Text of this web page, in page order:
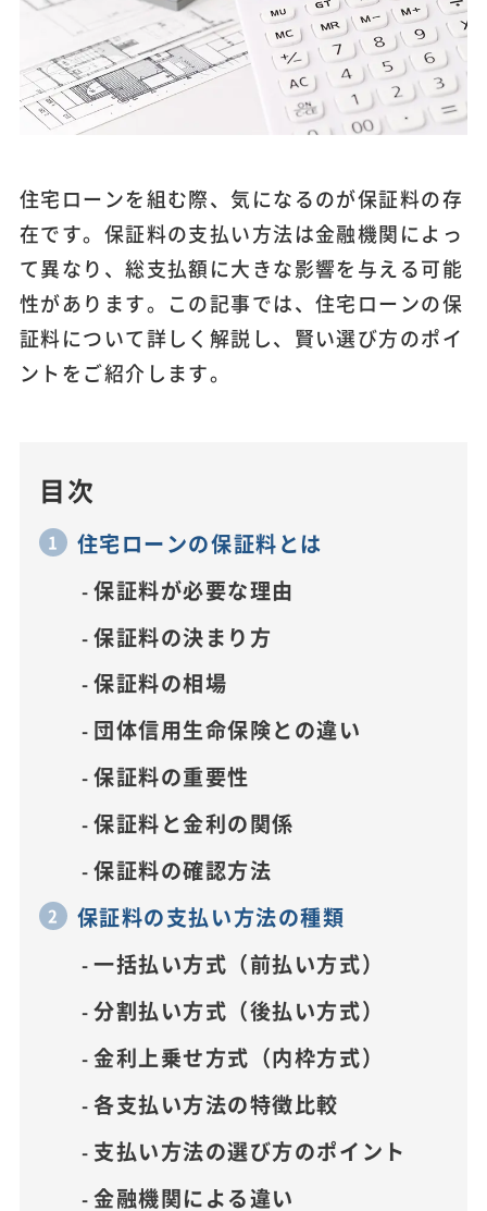
住宅ローンを組む際、気になるのが保証料の存
在です。保証料の支払い方法は金融機関によっ
て異なり、総支払額に大きな影響を与える可能
性があります。この記事では、住宅ローンの保
証料について詳しく解説し、賢い選び方のポイ
ントをご紹介します。
目次
住宅ローンの保証料とは
保証料が必要な理由
保証料の決まり方
保証料の相場
団体信用生命保険との違い
保証料の重要性
保証料と金利の関係
保証料の確認方法
保証料の支払い方法の種類
一括払い方式（前払い方式）
分割払い方式（後払い方式）
金利上乗せ方式（内枠方式）
各支払い方法の特徴比較
支払い方法の選び方のポイント
金融機関による違い